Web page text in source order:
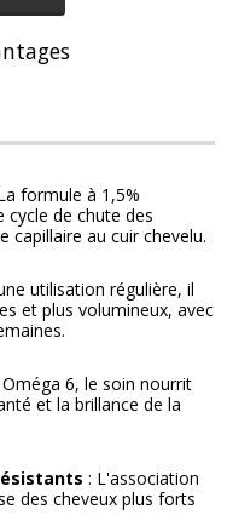
formule à 1,5%
cycle de chute des
capillaire au cuir chevelu.
utilisation régulière, il
et plus volumineux, avec
Oméga 6, le soin nourrit
et la brillance de la
: L'association
des cheveux plus forts